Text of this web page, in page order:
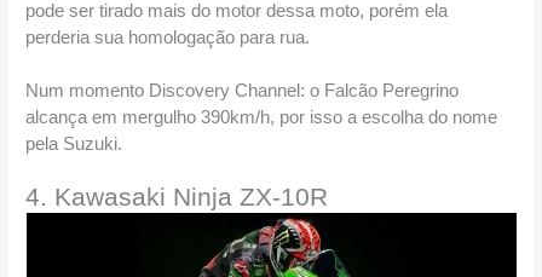
pode ser tirado mais do motor dessa moto, porém ela
perderia sua homologação para rua.
Num momento Discovery Channel: o Falcão Peregrino
alcança em mergulho 390km/h, por isso a escolha do nome
pela Suzuki.
4. Kawasaki Ninja ZX-10R